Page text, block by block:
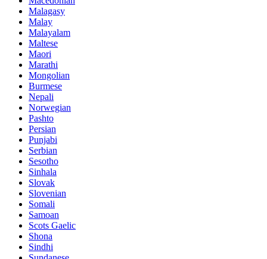
Malagasy
Malay
Malayalam
Maltese
Maori
Marathi
Mongolian
Burmese
Nepali
Norwegian
Pashto
Persian
Punjabi
Serbian
Sesotho
Sinhala
Slovak
Slovenian
Somali
Samoan
Scots Gaelic
Shona
Sindhi